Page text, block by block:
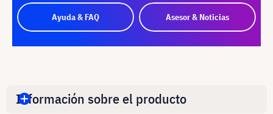
Ayuda & FAQ Asesor & Noticias
Información sobre el producto